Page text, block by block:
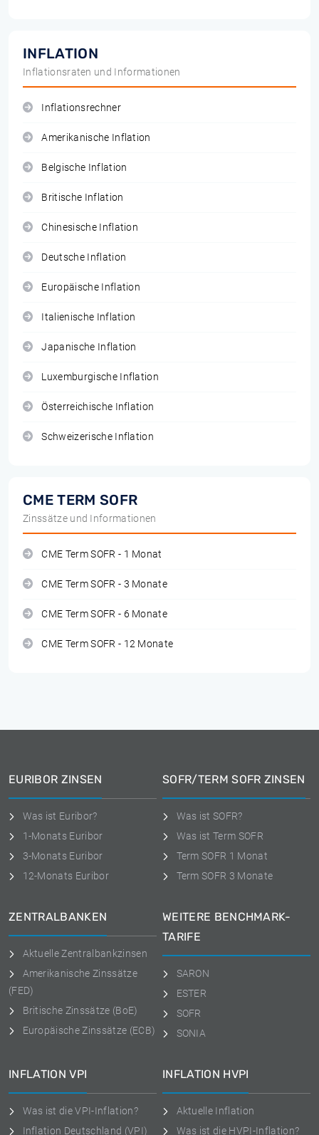
INFLATION
Inflationsraten und Informationen
Inflationsrechner
Amerikanische Inflation
Belgische Inflation
Britische Inflation
Chinesische Inflation
Deutsche Inflation
Europäische Inflation
Italienische Inflation
Japanische Inflation
Luxemburgische Inflation
Österreichische Inflation
Schweizerische Inflation
CME TERM SOFR
Zinssätze und Informationen
CME Term SOFR - 1 Monat
CME Term SOFR - 3 Monate
CME Term SOFR - 6 Monate
CME Term SOFR - 12 Monate
EURIBOR ZINSEN
Was ist Euribor?
1-Monats Euribor
3-Monats Euribor
12-Monats Euribor
SOFR/TERM SOFR ZINSEN
Was ist SOFR?
Was ist Term SOFR
Term SOFR 1 Monat
Term SOFR 3 Monate
ZENTRALBANKEN
Aktuelle Zentralbankzinsen
Amerikanische Zinssätze
(FED)
Britische Zinssätze (BoE)
Europäische Zinssätze (ECB)
WEITERE BENCHMARK-
TARIFE
SARON
ESTER
SOFR
SONIA
INFLATION VPI
Was ist die VPI-Inflation?
Inflation Deutschland (VPI)
INFLATION HVPI
Aktuelle Inflation
Was ist die HVPI-Inflation?